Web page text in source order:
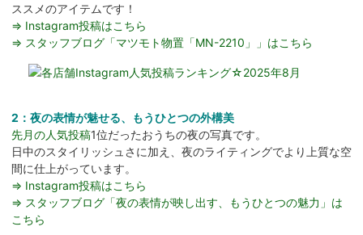
ススメのアイテムです！
⇒ Instagram投稿はこちら
⇒ スタッフブログ「マツモト物置「MN-2210」」はこちら
2：夜の表情が魅せる、もうひとつの外構美
先月の人気投稿1位だったおうちの夜の写真です。
日中のスタイリッシュさに加え、夜のライティングでより上質な空
間に仕上がっています。
⇒ Instagram投稿はこちら
⇒ スタッフブログ「夜の表情が映し出す、もうひとつの魅力」は
こちら